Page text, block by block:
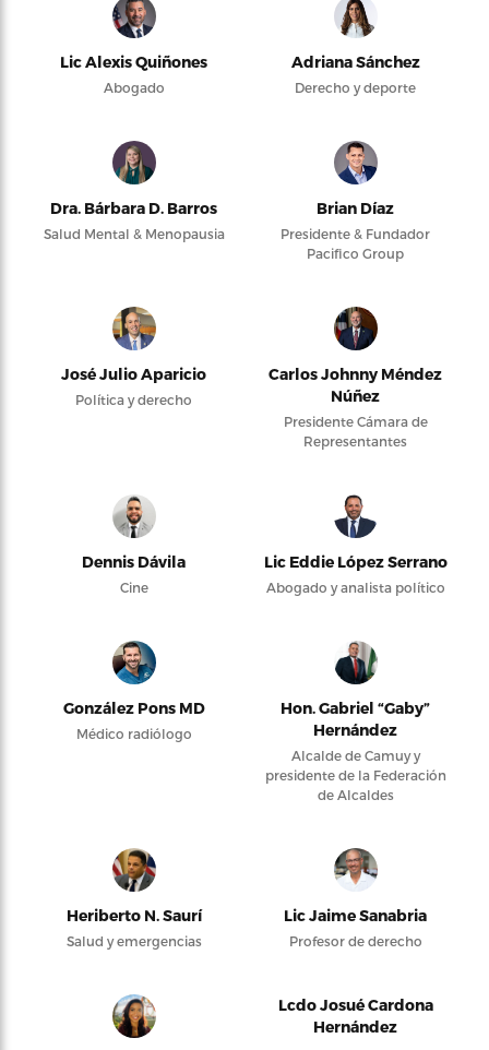
Lic Alexis Quiñones
Abogado
Adriana Sánchez
Derecho y deporte
Dra. Bárbara D. Barros
Salud Mental & Menopausia
Brian Díaz
Presidente & Fundador
Pacifico Group
José Julio Aparicio
Política y derecho
Carlos Johnny Méndez
Núñez
Presidente Cámara de
Representantes
Dennis Dávila
Cine
Lic Eddie López Serrano
Abogado y analista político
González Pons MD
Médico radiólogo
Hon. Gabriel “Gaby”
Hernández
Alcalde de Camuy y
presidente de la Federación
de Alcaldes
Heriberto N. Saurí
Salud y emergencias
Lic Jaime Sanabria
Profesor de derecho
Lcdo Josué Cardona
Hernández